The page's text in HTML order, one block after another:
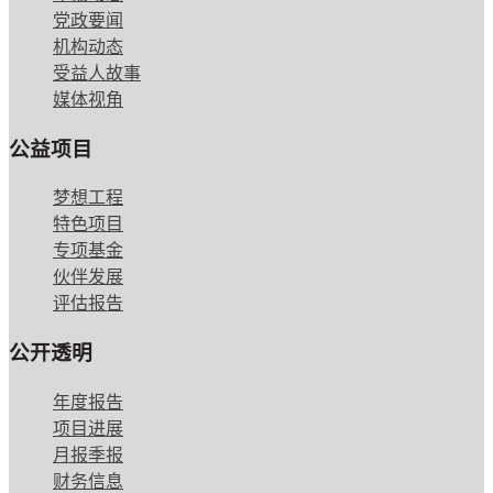
党政要闻
机构动态
受益人故事
媒体视角
公益项目
梦想工程
特色项目
专项基金
伙伴发展
评估报告
公开透明
年度报告
项目进展
月报季报
财务信息